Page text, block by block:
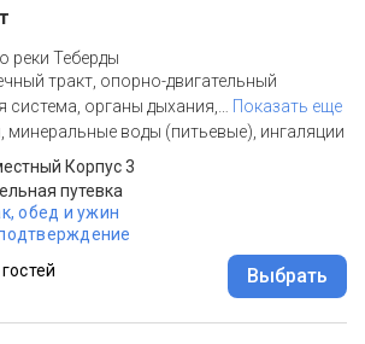
реки Теберды
тракт, опорно-двигательный
система, органы дыхания,… Показать еще
минеральные воды (питьевые), ингаляции
Корпус 3
путевка
обед и ужин
Выбрать